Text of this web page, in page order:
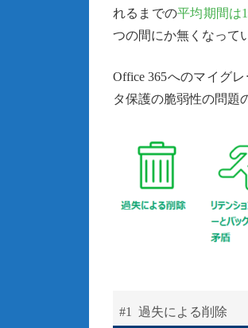
れるまでの平均期間は
つの間にか無くなって
Office 365へのマイグ
タ保護の脆弱性の問題
#1 過失による削除